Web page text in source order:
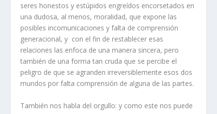
seres honestos y estúpidos engreídos encorsetados en
una dudosa, al menos, moralidad, que expone las
posibles incomunicaciones y falta de comprensión
generacional, y con el fin de restablecer esas
relaciones las enfoca de una manera sincera, pero
también de una forma tan cruda que se percibe el
peligro de que se agranden irreversiblemente esos dos
mundos por falta comprensión de alguna de las partes.
También nos habla del orgullo: y como este nos puede